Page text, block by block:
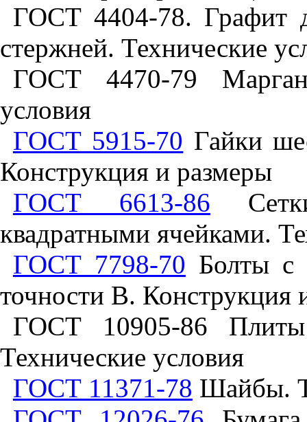
ГОСТ 4404-78. Графит
стержней. Технические
ГОСТ 4470-79
условия
ГОСТ 5915-70 Гайки
Конструкция и размеры
ГОСТ 6613-86
квадратными ячейками.
ГОСТ 7798-70 Болты с
точности В. Конструкция
ГОСТ 10905-86 Плиты
Технические условия
ГОСТ 11371-78 Шайбы.